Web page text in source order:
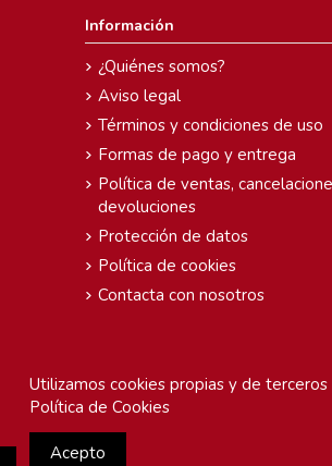
Información
¿Quiénes somos?
Aviso legal
Términos y condiciones de uso
Formas de pago y entrega
Política de ventas,
devoluciones
Protección de datos
Política de cookies
Contacta con nosotros
Utilizamos cookies propias y de
Política de Cookies
Acepto